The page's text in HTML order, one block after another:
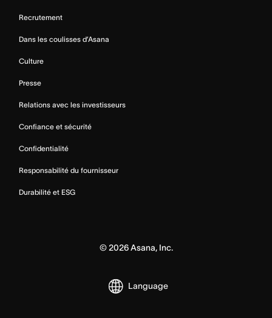
Recrutement
Dans les coulisses d’Asana
Culture
Presse
Relations avec les investisseurs
Confiance et sécurité
Confidentialité
Responsabilité du fournisseur
Durabilité et ESG
© 2026Asana, Inc.
Language